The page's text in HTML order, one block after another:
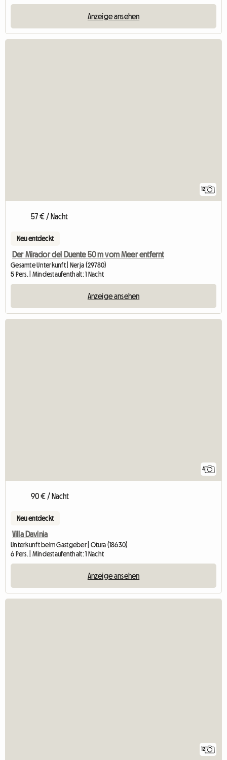
Anzeige ansehen
12
57 € / Nacht
Neu entdeckt
Der Mirador del Duente 50 m vom Meer entfernt
Gesamte Unterkunft | Nerja (29780)
5 Pers. | Mindestaufenthalt: 1 Nacht
Anzeige ansehen
4
90 € / Nacht
Neu entdeckt
Villa Davinia
Unterkunft beim Gastgeber | Otura (18630)
6 Pers. | Mindestaufenthalt: 1 Nacht
Anzeige ansehen
12